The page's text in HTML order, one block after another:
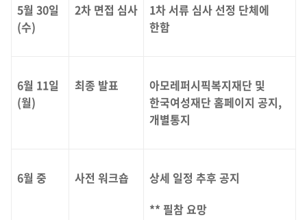
5월 30일
(수)
2차 면접 심사
1차 서류 심사 선정 단체에
한함
6월 11일
(월)
최종 발표
아모레퍼시픽복지재단 및
한국여성재단 홈페이지 공지,
개별통지
6월 중 사전 워크숍
상세 일정 추후 공지
** 필참 요망